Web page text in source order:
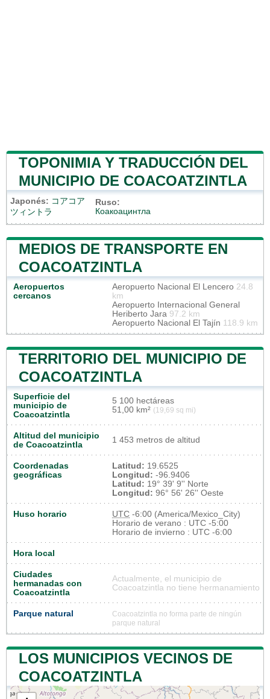
TOPONIMIA Y TRADUCCIÓN DEL
MUNICIPIO DE COACOATZINTLA
Japonés: コアコア
ツィントラ
Ruso:
Коакоацинтла
MEDIOS DE TRANSPORTE EN
COACOATZINTLA
Aeropuertos
cercanos
Aeropuerto Nacional El Lencero 24.8
km
Aeropuerto Internacional General
Heriberto Jara 97.2 km
Aeropuerto Nacional El Tajín 118.9 km
TERRITORIO DEL MUNICIPIO DE
COACOATZINTLA
Superficie del
municipio de
Coacoatzintla
5 100 hectáreas
51,00 km² (19,69 sq mi)
Altitud del municipio
de Coacoatzintla
1 453 metros de altitud
Coordenadas
geográficas
Latitud: 19.6525
Longitud: -96.9406
Latitud: 19° 39' 9'' Norte
Longitud: 96° 56' 26'' Oeste
Huso horario UTC -6:00 (America/Mexico_City)
Horario de verano : UTC -5:00
Horario de invierno : UTC -6:00
Hora local
Ciudades
hermanadas con
Coacoatzintla
Actualmente, el municipio de
Coacoatzintla no tiene hermanamiento
Parque natural
Coacoatzintla no forma parte de ningún
parque natural
LOS MUNICIPIOS VECINOS DE
COACOATZINTLA